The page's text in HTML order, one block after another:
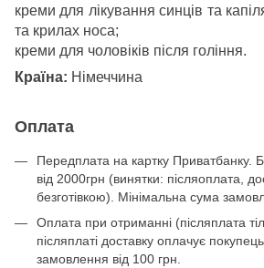
креми для лікування синців та
та крилах носа;
креми для чоловіків після гоління.
Країна: Німеччина
Оплата
Передплата на картку Приватбанку.
від 2000грн (винятки: післяоплата,
безготівкою). Мінімальна сума
Оплата при отриманні (післяплата
післяплаті доставку оплачує
замовлення від 100 грн.